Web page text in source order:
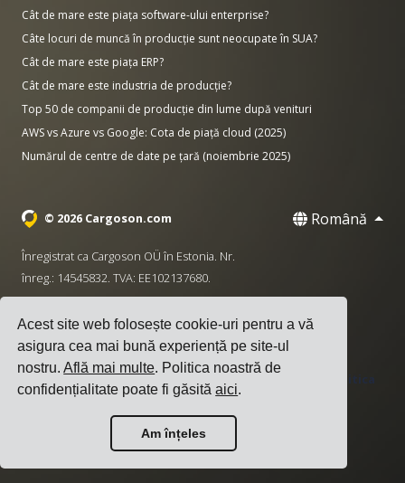
Acest site web folosește cookie-uri pentru a vă
asigura cea mai bună experiență pe site-ul
nostru.Află mai multe. Politica noastră de
confidențialitate poate fi găsităaici.
Am înțeles
Cât de mare este piața software-ului enterprise?
Câte locuri de muncă în producție sunt neocupate în SUA?
Cât de mare este piața ERP?
Cât de mare este industria de producție?
Top 50 de companii de producție din lume după venituri
AWS vs Azure vs Google: Cota de piață cloud (2025)
Numărul de centre de date pe țară (noiembrie 2025)
© 2026 Cargoson.com Română
Înregistrat ca Cargoson OÜ în Estonia. Nr.
înreg.: 14545832. TVA: EE102137680.
· hello@cargoson.com
Termeni și Condiții|Politica de Confidențialitate
Politica
de Cookie-uri